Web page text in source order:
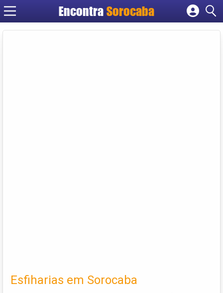
EncontraSorocaba
Cadastrar empresa
Esfiharias em Sorocaba